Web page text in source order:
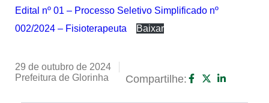
Edital nº 01 – Processo Seletivo Simplificado nº
002/2024 – Fisioterapeuta
Baixar
29 de outubro de 2024
Prefeitura de Glorinha
Compartilhe: